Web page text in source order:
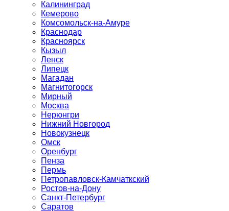
Калининград
Кемерово
Комсомольск-на-Амуре
Краснодар
Красноярск
Кызыл
Ленск
Липецк
Магадан
Магнитогорск
Мирный
Москва
Нерюнгри
Нижний Новгород
Новокузнецк
Омск
Оренбург
Пенза
Пермь
Петропавловск-Камчаткский
Ростов-на-Дону
Санкт-Петербург
Саратов